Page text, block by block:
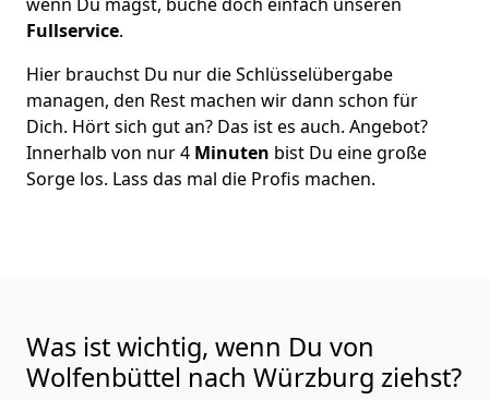
Fullservice.
Hier brauchst Du nur die Schlüsselübergabe
managen, den Rest machen wir dann schon für
Dich. Hört sich gut an? Das ist es auch. Angebot?
Innerhalb von nur 4 Minuten bist Du eine große
Sorge los. Lass das mal die Profis machen.
Was ist wichtig, wenn Du von
Wolfenbüttel nach Würzburg ziehst?